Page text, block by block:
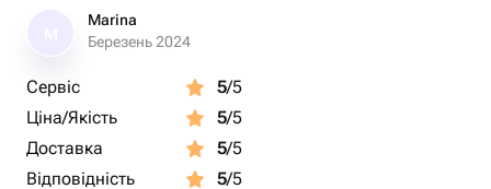
Marina
Березень 2024
Сервіс 5/5
Ціна/Якість
5/5
Доставка
5/5
Відповідність
5/5